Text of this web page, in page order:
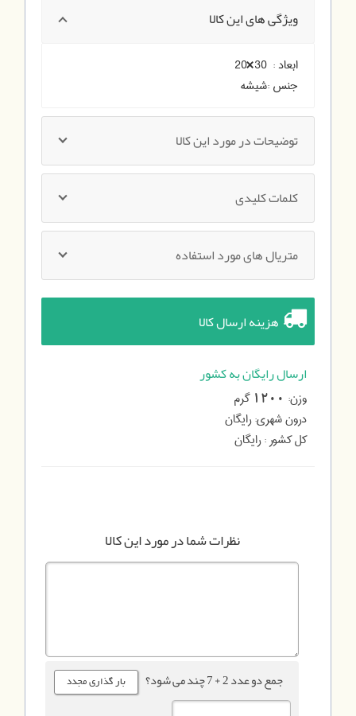
ویژگی های این کالا
ابعاد : 30×20
جنس :شیشه
توضیحات در مورد این کالا
کلمات کلیدی
متریال های مورد استفاده
هزینه ارسال کالا
ارسال رایگان به کشور
وزن:
گرم
درون شهری:رایگان
کل کشور :رایگان
نظرات شما در مورد این کالا
جمع دو عدد 2 + 7 چند می شود؟